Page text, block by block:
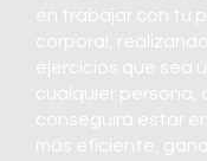
en trabajar con tu
corporal,
ejercicios que sea
cualquier persona,
conseguirá estar
más eficiente,